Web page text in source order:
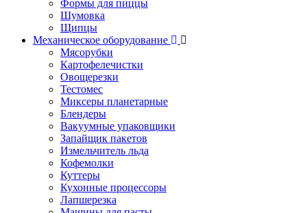
Формы для пиццы
Шумовка
Щипцы
Механическое оборудование
Мясорубки
Картофелечистки
Овощерезки
Тестомес
Миксеры планетарные
Блендеры
Вакуумные упаковщики
Запайщик пакетов
Измельчитель льда
Кофемолки
Куттеры
Кухонные процессоры
Лапшерезка